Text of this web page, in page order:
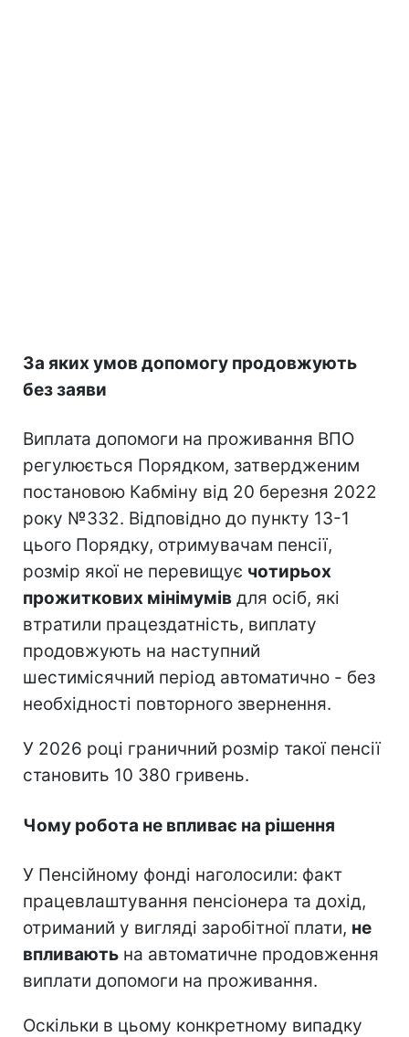
За яких умов допомогу продовжують
без заяви
Виплата допомоги на проживання ВПО
регулюється Порядком, затвердженим
постановою Кабміну від 20 березня 2022
року №332. Відповідно до пункту 13-1
цього Порядку, отримувачам пенсії,
розмір якої не перевищує чотирьох
прожиткових мінімумів для осіб, які
втратили працездатність, виплату
продовжують на наступний
шестимісячний період автоматично - без
необхідності повторного звернення.
У 2026 році граничний розмір такої пенсії
становить 10 380 гривень.
Чому робота не впливає на рішення
У Пенсійному фонді наголосили: факт
працевлаштування пенсіонера та дохід,
отриманий у вигляді заробітної плати, не
впливають на автоматичне продовження
виплати допомоги на проживання.
Оскільки в цьому конкретному випадку